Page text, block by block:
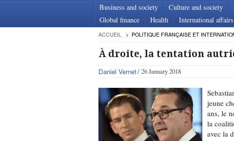
Business and society Culture and society
Global finance
Health International affairs
ACCUEIL POLITIQUE FRANÇAISE ET
À droite, la tentation
Daniel Vernet 26 January 2018
jeune
ans, le
la
avec la